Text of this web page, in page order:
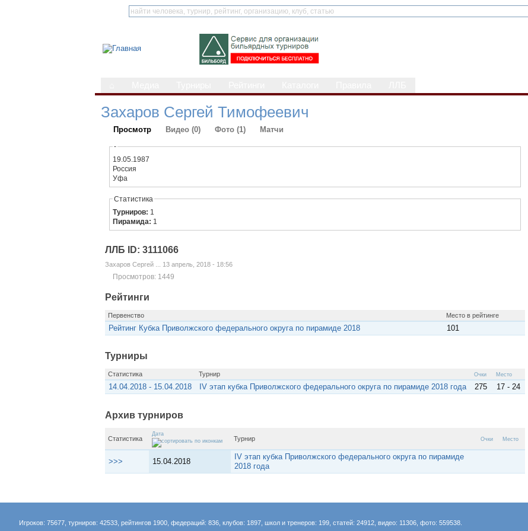
Захаров Сергей Тимофеевич
Просмотр Видео (0) Фото (1) Матчи
-
19.05.1987
Россия
Уфа
Статистика
Турниров: 1
Пирамида: 1
ЛЛБ ID: 3111066
Захаров Сергей ... 13 апрель, 2018 - 18:56
Просмотров: 1449
Рейтинги
Первенство Место в рейтинге
Рейтинг Кубка Приволжского федерального округа по пирамиде 2018 101
Турниры
Статистика Турнир Очки Место
14.04.2018 - 15.04.2018 IV этап кубка Приволжского федерального округа по пирамиде 2018 года 275 17 - 24
Архив турниров
Статистика
Дата
Турнир Очки Место
>>> 15.04.2018
IV этап кубка Приволжского федерального округа по пирамиде
2018 года
Игроков: 75677, турниров: 42533, рейтингов 1900, федераций: 836, клубов: 1897, школ и тренеров: 199, статей: 24912, видео: 11306, фото: 559538.